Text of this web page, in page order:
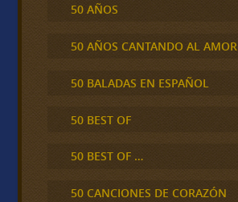
50 AÑOS
50 AÑOS CANTANDO AL AMOR
50 BALADAS EN ESPAÑOL
50 BEST OF
50 BEST OF …
50 CANCIONES DE CORAZÓN